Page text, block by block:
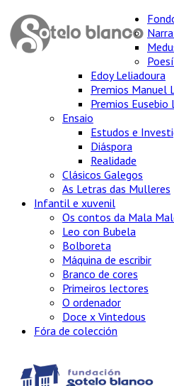
Edoy Leliadoura
Premios Manuel
Premios
Ensaio
Estudos e
Diáspora
Realidade
Clásicos Galegos
As Letras das Mulleres
Infantil e xuvenil
Os contos da Mala
Leo con Bubela
Bolboreta
Máquina de escribir
Branco de cores
Primeiros lectores
O ordenador
Doce x Vintedous
Fóra de colección